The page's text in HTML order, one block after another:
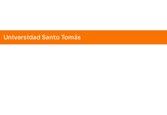
Universidad Santo Tomás